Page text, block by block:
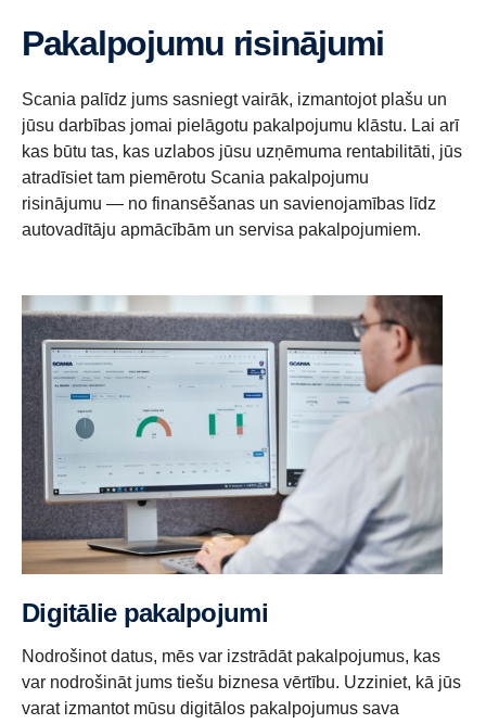
Pakalpojumu risinājumi
Scania palīdz jums sasniegt vairāk, izmantojot plašu un
jūsu darbības jomai pielāgotu pakalpojumu klāstu. Lai arī
kas būtu tas, kas uzlabos jūsu uzņēmuma rentabilitāti, jūs
atradīsiet tam piemērotu Scania pakalpojumu
risinājumu — no finansēšanas un savienojamības līdz
autovadītāju apmācībām un servisa pakalpojumiem.
Digitālie pakalpojumi
Nodrošinot datus, mēs var izstrādāt pakalpojumus, kas
var nodrošināt jums tiešu biznesa vērtību. Uzziniet, kā jūs
varat izmantot mūsu digitālos pakalpojumus sava